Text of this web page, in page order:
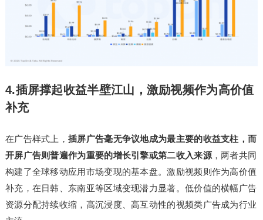
4.插屏撑起收益半壁江山，激励视频作为高价值
补充
在广告样式上，插屏广告毫无争议地成为最主要的收益支柱，而
开屏广告则普遍作为重要的增长引擎或第二收入来源，两者共同
构建了全球移动应用市场变现的基本盘。激励视频则作为高价值
补充，在日韩、东南亚等区域变现潜力显著。低价值的横幅广告
资源分配持续收缩，高沉浸度、高互动性的视频类广告成为行业